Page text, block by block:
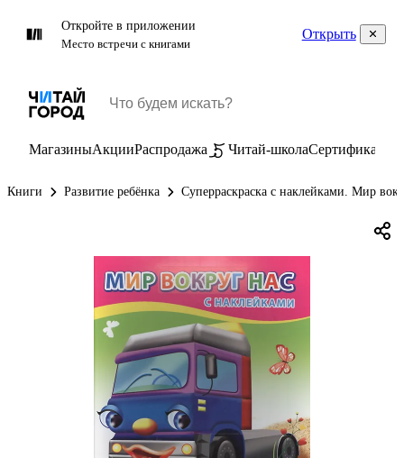
Откройте в приложении
Место встречи с книгами
Открыть
МагазиныАкцииРаспродажа Читай-школаСертификаты
Книги Развитие ребёнка Суперраскраска с наклейками. Мир